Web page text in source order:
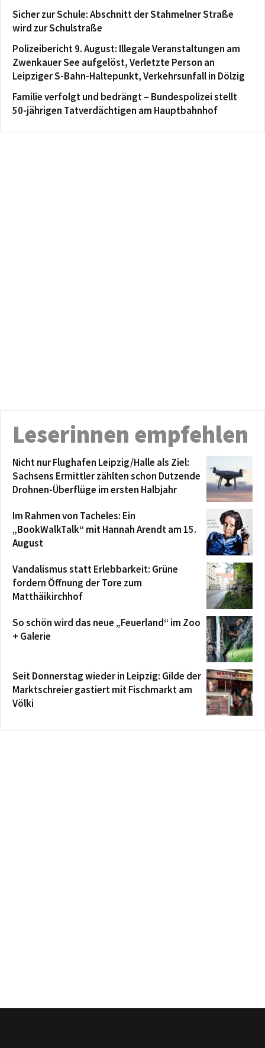
Sicher zur Schule: Abschnitt der Stahmelner Straße
wird zur Schulstraße
Polizeibericht 9. August: Illegale Veranstaltungen am
Zwenkauer See aufgelöst, Verletzte Person an
Leipziger S-Bahn-Haltepunkt, Verkehrsunfall in Dölzig
Familie verfolgt und bedrängt – Bundespolizei stellt
50-jährigen Tatverdächtigen am Hauptbahnhof
Leserinnen empfehlen
Nicht nur Flughafen Leipzig/Halle als Ziel:
Sachsens Ermittler zählten schon Dutzende
Drohnen-Überflüge im ersten Halbjahr
Im Rahmen von Tacheles: Ein
„BookWalkTalk“ mit Hannah Arendt am 15.
August
Vandalismus statt Erlebbarkeit: Grüne
fordern Öffnung der Tore zum
Matthäikirchhof
So schön wird das neue „Feuerland“ im Zoo
+ Galerie
Seit Donnerstag wieder in Leipzig: Gilde der
Marktschreier gastiert mit Fischmarkt am
Völki